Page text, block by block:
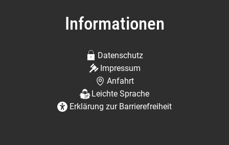
Informationen
Datenschutz
Impressum
Anfahrt
Leichte Sprache
Erklärung zur Barrierefreiheit